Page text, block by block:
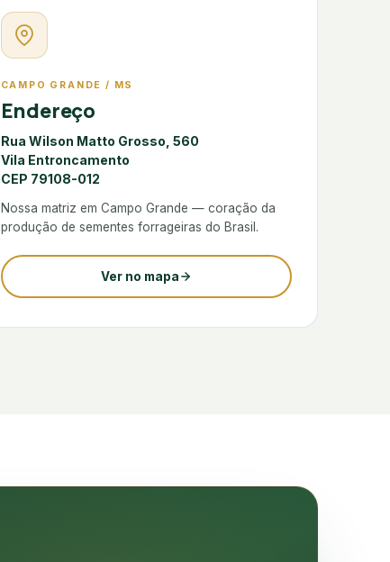
CAMPO GRANDE / MS
Endereço
Rua Wilson Matto Grosso, 560
Vila Entroncamento
CEP 79108-012
Nossa matriz em Campo Grande — coração da
produção de sementes forrageiras do Brasil.
Ver no mapa